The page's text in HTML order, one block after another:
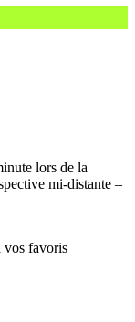
lors de la
mi-distante –